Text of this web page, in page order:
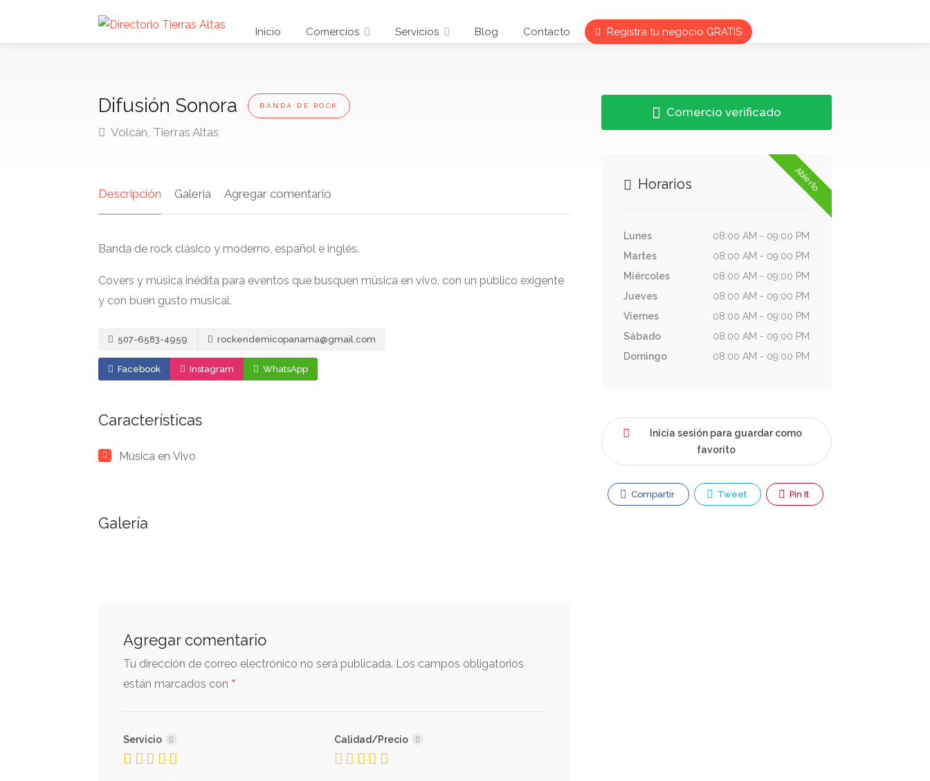
Inicio Comercios Servicios Blog Contacto Registra tu negocio GRATIS
Difusión Sonora BANDA DE ROCK
Volcán, Tierras Altas
Descripción Galería Agregar comentario
Banda de rock clásico y moderno, español e inglés.
Covers y música inédita para eventos que busquen música en vivo, con un público exigente
y con buen gusto musical.
507-6583-4959 rockendemicopanama@gmail.com
Facebook Instagram WhatsApp
Características
Música en Vivo
Galería
Agregar comentario
Tu dirección de correo electrónico no será publicada. Los campos obligatorios
están marcados con *
Servicio Calidad/Precio
Comercio verificado
Abierto
Horarios
Lunes
08:00 AM - 09:00 PM
Martes
08:00 AM - 09:00 PM
Miércoles
08:00 AM - 09:00 PM
Jueves
08:00 AM - 09:00 PM
Viernes
08:00 AM - 09:00 PM
Sábado
08:00 AM - 09:00 PM
Domingo
08:00 AM - 09:00 PM
Inicia sesión para guardar como
favorito
Compartir Tweet Pin It